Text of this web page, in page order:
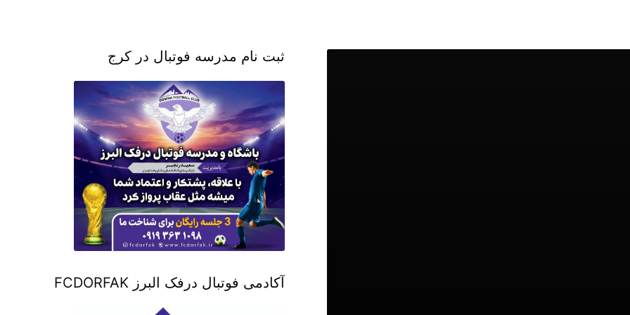
ثبت نام مدرسه فوتبال در کرج
آکادمی فوتبال درفک البرز FCDORFAK